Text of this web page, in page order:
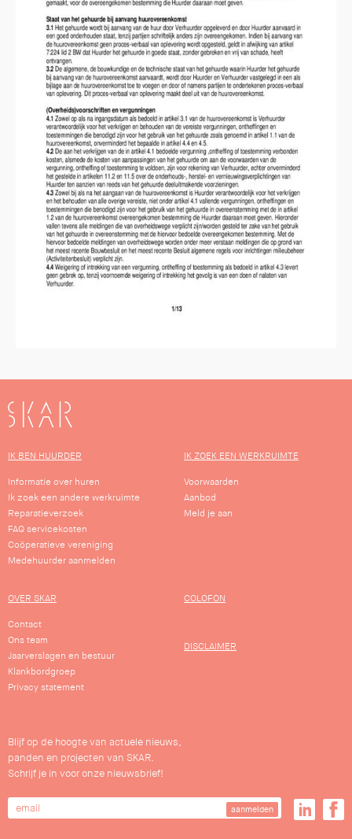
SKAR
IK BEN HUURDER
Informatie over huren
Ik zoek een andere werkruimte
Reparatieverzoek
FAQ servicekosten
Coöperatieve vereniging
Medehuurder aanmelden
IK ZOEK EEN WERKRUIMTE
Voorwaarden
Aanbod
Meld je aan
OVER SKAR
Contact
Ons team
Jaarverslagen en bestuur
Klankbordgroep
Privacy statement
COLOFON
DISCLAIMER
Blijf op de hoogte van actuele nieuws,
panden en projecten van SKAR.
Schrijf je in voor onze nieuwsbrief!